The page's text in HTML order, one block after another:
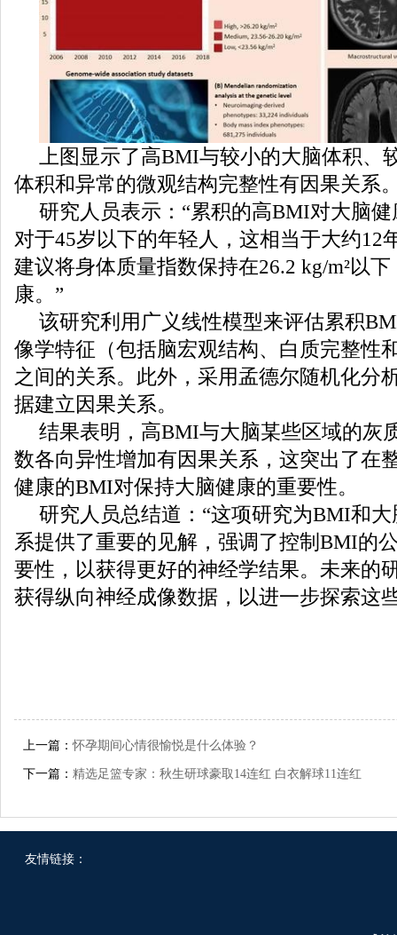
上图显示了高BMI与较小的大脑体积、
体积和异常的微观结构完整性有因果关系
研究人员表示：“累积的高BMI对大脑
对于45岁以下的年轻人，这相当于大约12
建议将身体质量指数保持在26.2 kg/m²以
康。”
该研究利用广义线性模型来评估累积
像学特征（包括脑宏观结构、白质完整性
之间的关系。此外，采用孟德尔随机化分
据建立因果关系。
结果表明，高BMI与大脑某些区域的灰
数各向异性增加有因果关系，这突出了在
健康的BMI对保持大脑健康的重要性。
研究人员总结道：“这项研究为BMI和
系提供了重要的见解，强调了控制BMI的
要性，以获得更好的神经学结果。未来的
获得纵向神经成像数据，以进一步探索这
上一篇：怀孕期间心情很愉悦是什么体验？ ​ ​​​
下一篇： 精选足篮专家：秋生研球豪取14连红 白衣解球11连红
友情链接：